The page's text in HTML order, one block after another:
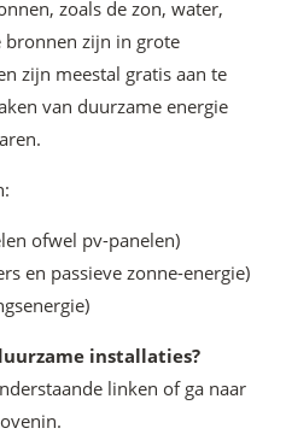
zoals de zon, water,
zijn in grote
zijn meestal gratis aan te
van duurzame energie
ofwel pv-panelen)
en passieve zonne-energie)
installaties?
linken of ga naar